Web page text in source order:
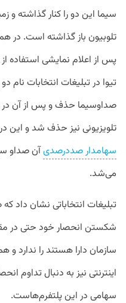
سیما این دو را کنار گذاشته و
تلوبیون باز گذاشته است. در
پس از اعلام نمایشی استفاده از
تیوا در تبلیغات انتخابات نام
صداوسیما حذف و پس از آن در
تلویزیونی نیز حذف شد و این
سهامدار صددرصدیآن صداو
می‌شد.
تبلیغات انتخاباتی نشان داد
شکستن انحصار خود حتی در
سازمان دارا هستند را ندارد و
اینترنتی نیز به دنبال تداوم
سهامی در این پلتفرم‌هاست.